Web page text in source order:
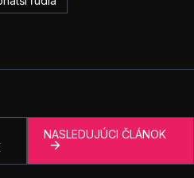
NASLEDUJÚCI ČLÁNOK